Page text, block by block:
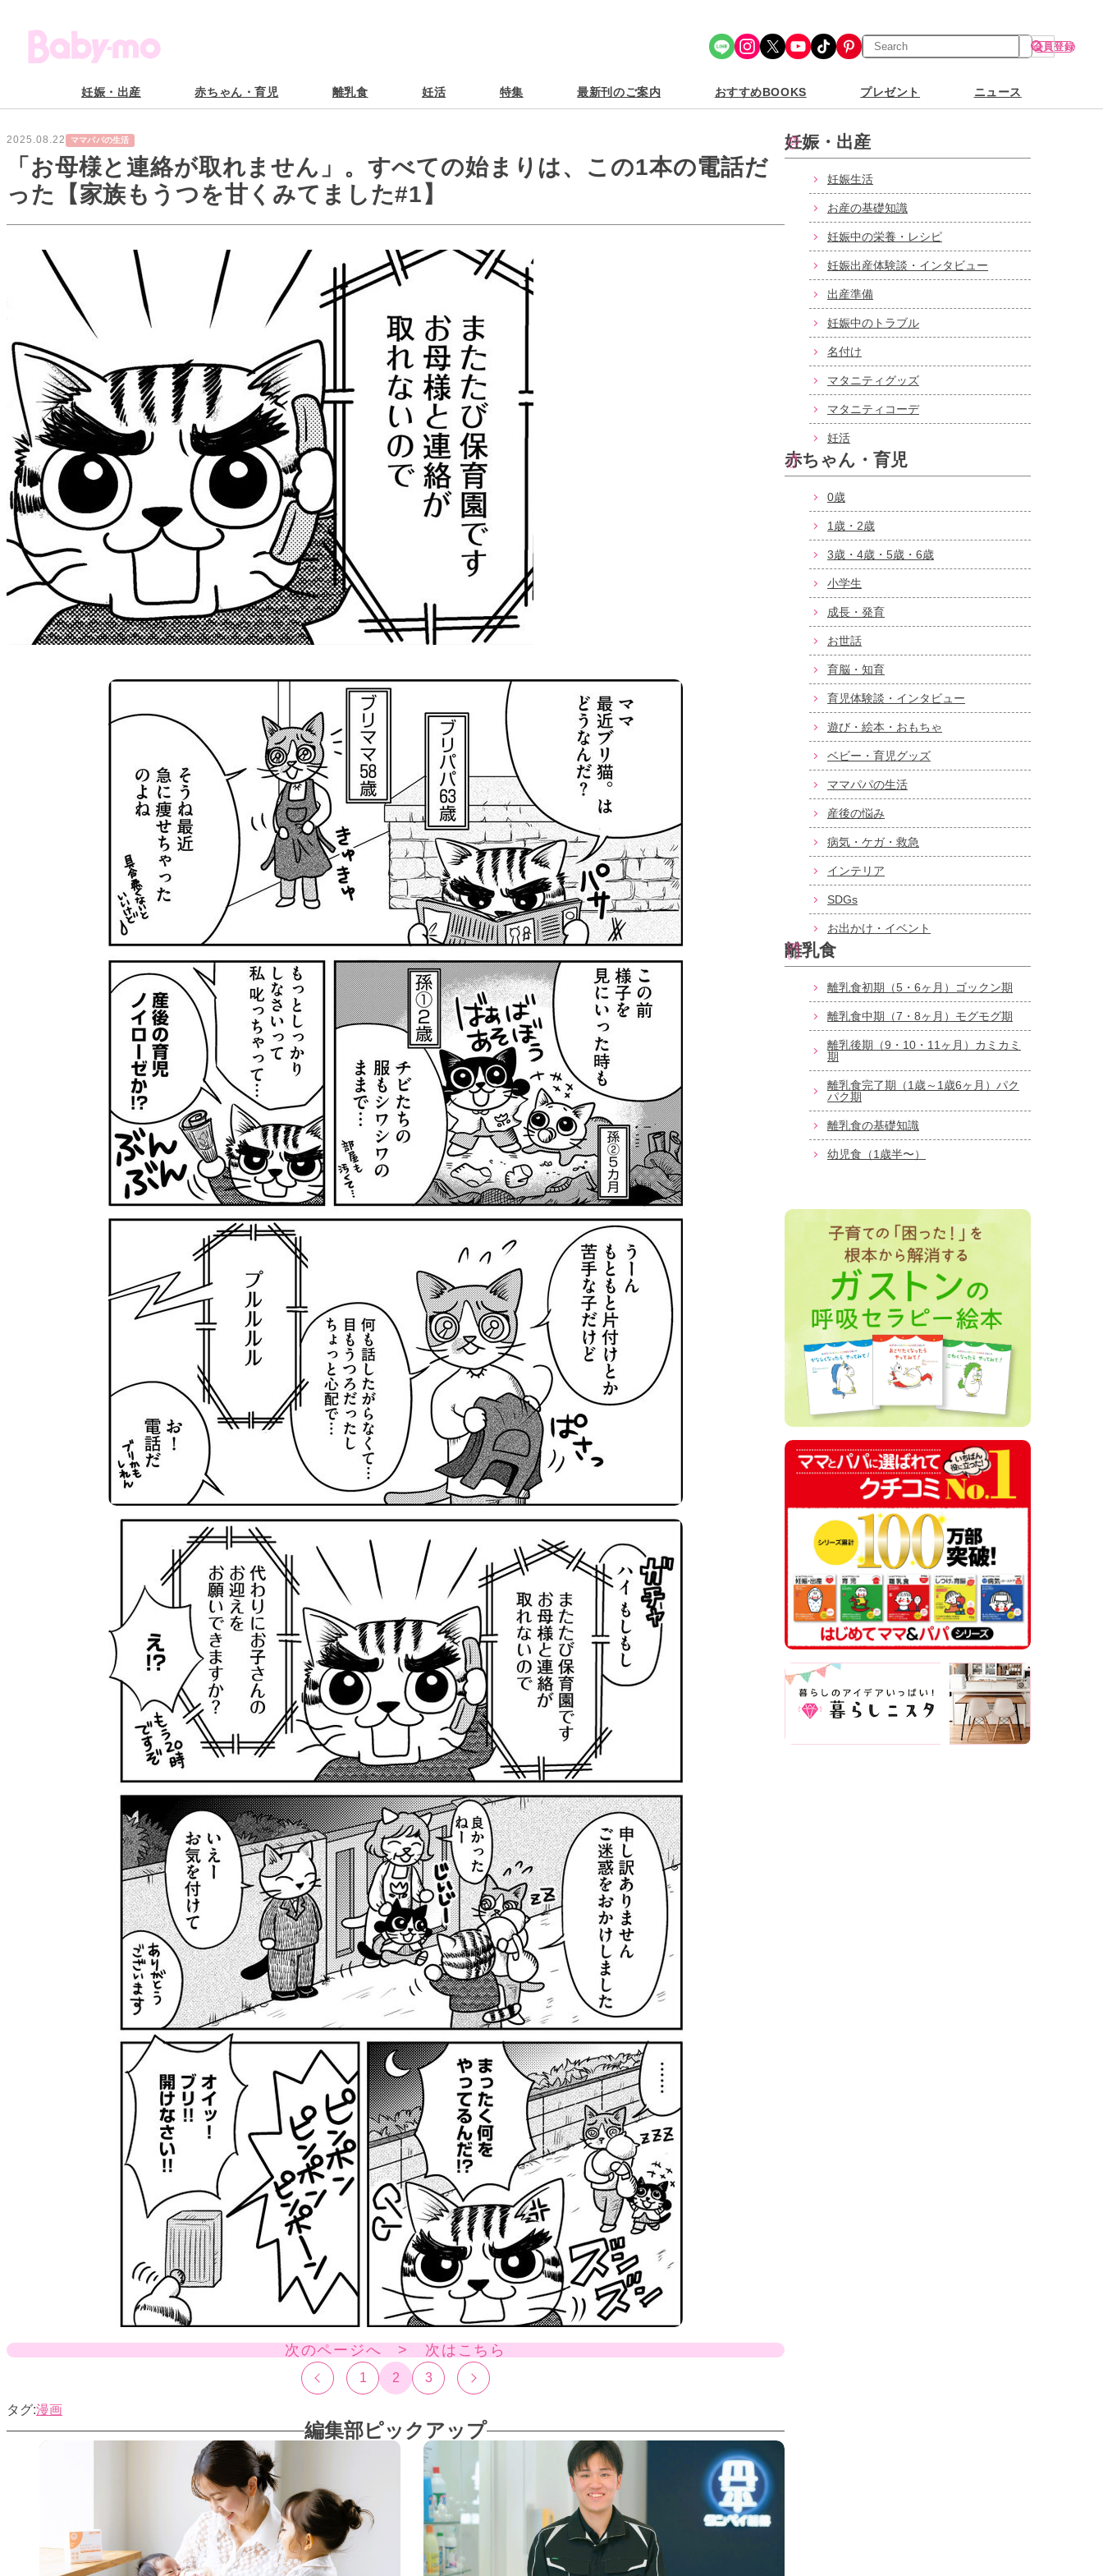
Share Icon Instagram X YouTube TikTok Pinterest
検
索
会員登録
妊娠・出産 赤ちゃん・育児 離乳食 妊活 特集 最新刊のご案内 おすすめBOOKS プレゼント ニュース
2025.08.22 ママパパの生活
「お母様と連絡が取れません」。すべての始まりは、この1本の電話だ
った【家族もうつを甘くみてました#1】
次のページへ > 次はこちら
1 2 3
漫画
編集部ピックアップ
妊娠・出産
妊娠生活
お産の基礎知識
妊娠中の栄養・レシピ
妊娠出産体験談・インタビュー
出産準備
妊娠中のトラブル
名付け
マタニティグッズ
マタニティコーデ
妊活
赤ちゃん・育児
0歳
1歳・2歳
3歳・4歳・5歳・6歳
小学生
成長・発育
お世話
育脳・知育
育児体験談・インタビュー
遊び・絵本・おもちゃ
ベビー・育児グッズ
ママパパの生活
産後の悩み
病気・ケガ・救急
インテリア
SDGs
お出かけ・イベント
離乳食
離乳食初期（5・6ヶ月）ゴックン期
離乳食中期（7・8ヶ月）モグモグ期
離乳後期（9・10・11ヶ月）カミカミ
期
離乳食完了期（1歳～1歳6ヶ月）パク
パク期
離乳食の基礎知識
幼児食（1歳半〜）